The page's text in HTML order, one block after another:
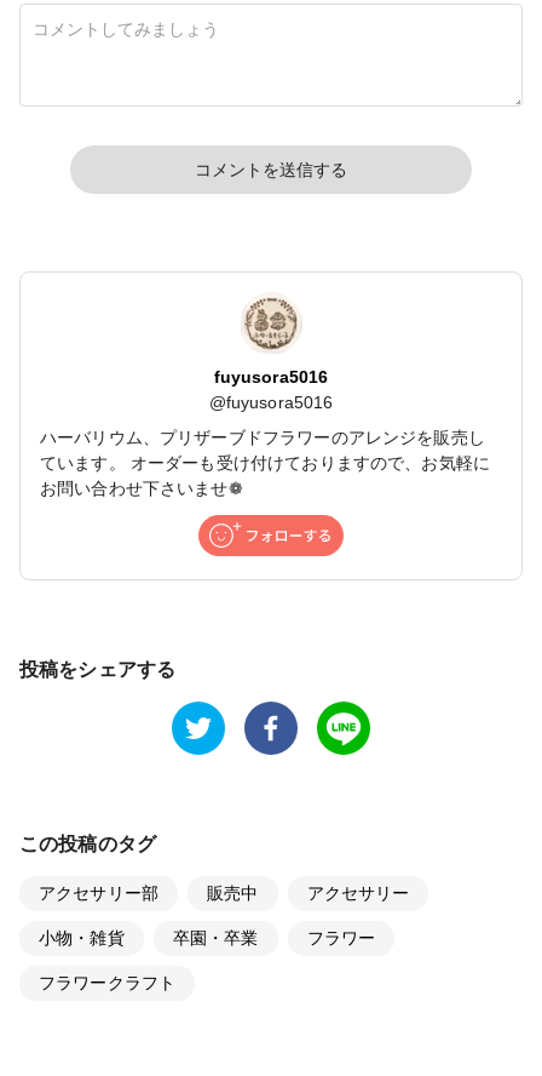
コメントを送信する
fuyusora5016
@fuyusora5016
ハーバリウム、プリザーブドフラワーのアレンジを販売し
ています。 オーダーも受け付けておりますので、お気軽に
お問い合わせ下さいませ❁
投稿をシェアする
この投稿のタグ
アクセサリー部 販売中 アクセサリー
小物・雑貨 卒園・卒業 フラワー
フラワークラフト